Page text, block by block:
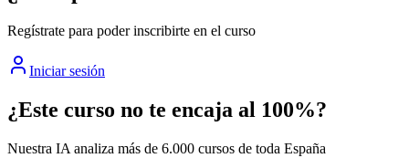
Regístrate para poder inscribirte en el curso
Iniciar sesión
¿Este curso no te encaja al 100%?
Nuestra IA analiza más de 6.000 cursos de toda España